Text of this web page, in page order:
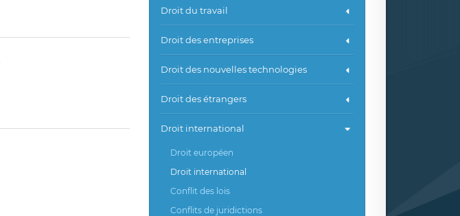
Droit du travail
Droit des entreprises
Droit des nouvelles technologies
Droit des étrangers
Droit international
Droit européen
Droit international
Conflit des lois
Conflits de juridictions